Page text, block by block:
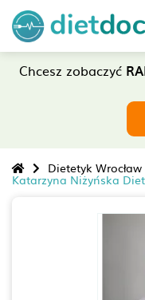
Chcesz zobaczyć
Dietetyk
Katarzyna Niżyńska